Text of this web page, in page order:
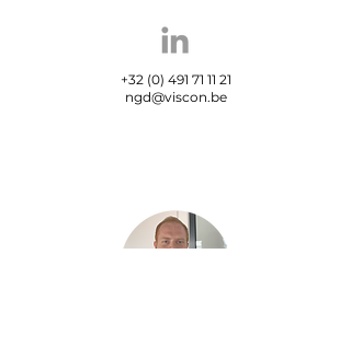
+32 (0) 491 71 11 21
ngd@viscon.be